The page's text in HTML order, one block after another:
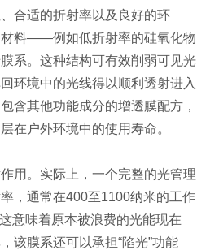
合适的折射率以及良好的环
材料——例如低折射率的硅氧化物
系。这种结构可有效削弱可见光
环境中的光线得以顺利透射进入
含其他功能成分的增透膜配方，
在户外环境中的使用寿命。
用。实际上，一个完整的光管理
，通常在400至1100纳米的工作
意味着原本被浪费的光能现在
该膜系还可以承担“陷光”功能